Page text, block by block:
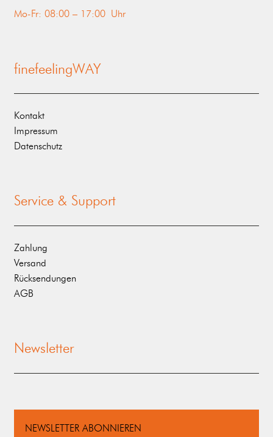
Mo-Fr: 08:00 – 17:00 Uhr
finefeelingWAY
Kontakt
Impressum
Datenschutz
Service & Support
Zahlung
Versand
Rücksendungen
AGB
Newsletter
NEWSLETTER ABONNIEREN